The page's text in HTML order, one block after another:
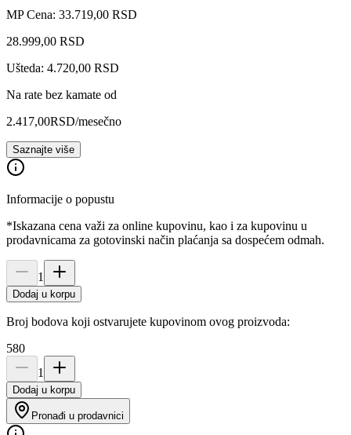
MP Cena: 33.719,00 RSD
28.999,00 RSD
Ušteda: 4.720,00 RSD
Na rate bez kamate od
2.417,00RSD/mesečno
Saznajte više
Informacije o popustu
*Iskazana cena važi za online kupovinu, kao i za kupovinu u
prodavnicama za gotovinski način plaćanja sa dospećem odmah.
1
Dodaj u korpu
Broj bodova koji ostvarujete kupovinom ovog proizvoda:
580
1
Dodaj u korpu
Pronađi u prodavnici